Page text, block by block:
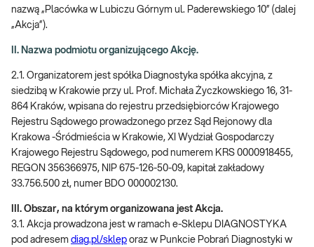
nazwą „Placówka w Lubiczu Górnym ul. Paderewskiego 10” (dalej
„Akcja”).
II. Nazwa podmiotu organizującego Akcję.
2.1. Organizatorem jest spółka Diagnostyka spółka akcyjna, z
siedzibą w Krakowie przy ul. Prof. Michała Życzkowskiego 16, 31-
864 Kraków, wpisana do rejestru przedsiębiorców Krajowego
Rejestru Sądowego prowadzonego przez Sąd Rejonowy dla
Krakowa -Śródmieścia w Krakowie, XI Wydział Gospodarczy
Krajowego Rejestru Sądowego, pod numerem KRS 0000918455,
REGON 356366975, NIP 675-126-50-09, kapitał zakładowy
33.756.500 zł, numer BDO 000002130.
III. Obszar, na którym organizowana jest Akcja.
3.1. Akcja prowadzona jest w ramach e-Sklepu DIAGNOSTYKA
pod adresem diag.pl/sklep oraz w Punkcie Pobrań Diagnostyki w